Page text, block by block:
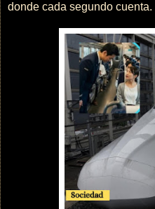
donde cada segundo cuenta.